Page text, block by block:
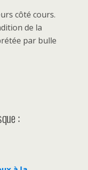
côté cours.
de la
par bulle
: